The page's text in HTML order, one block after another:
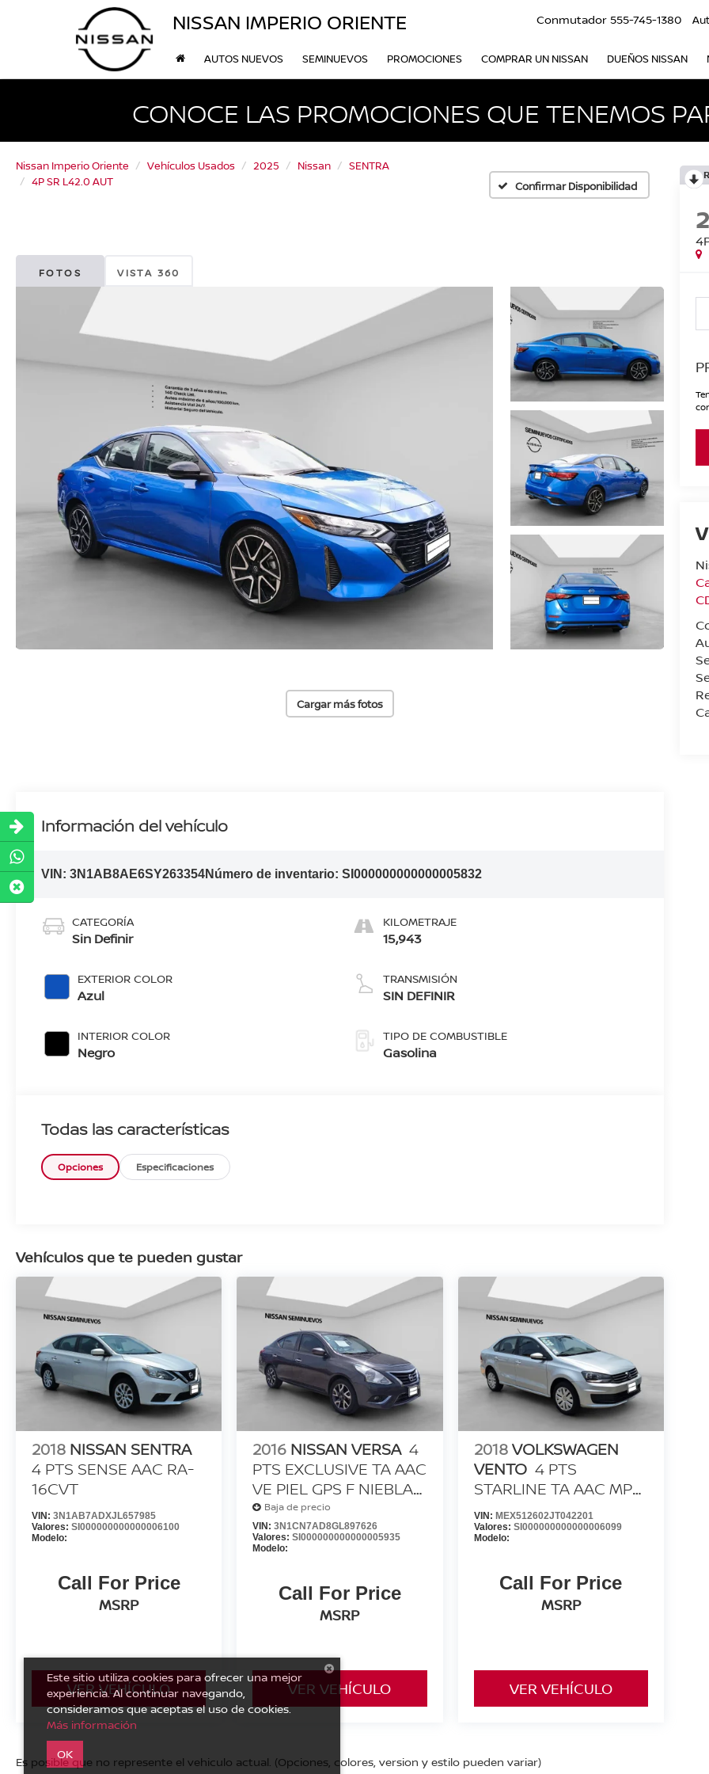
NISSAN IMPERIO ORIENTE Conmutador 555-745-1380
AUTOS NUEVOS SEMINUEVOS PROMOCIONES COMPRAR UN NISSAN DUEÑOS NISSAN
CONOCE LAS PROMOCIONES QUE TENEMOS
Nissan Imperio Oriente Vehículos Usados 2025 Nissan
SENTRA
4P SR L42.0 AUT
Confirmar Disponibilidad
FOTOS VISTA 360
Cargar más fotos
Información del vehículo
VIN:3N1AB8AE6SY263354Número de inventario:SI000000000000005832
CATEGORÍA
Sin Definir
EXTERIOR COLOR
Azul
INTERIOR COLOR
Negro
KILOMETRAJE
15,943
TRANSMISIÓN
SIN DEFINIR
TIPO DE COMBUSTIBLE
Gasolina
Todas las características
Opciones Especificaciones
Vehículos que te pueden gustar
2018 NISSAN SENTRA
4 PTS SENSE AAC RA-
16CVT
VIN: 3N1AB7ADXJL657985
Valores: SI000000000000006100
Modelo:
Call For Price
MSRP
VER VEHÍCULO
2016 NISSAN VERSA 4
PTS EXCLUSIVE TA AAC
VE PIEL GPS F NIEBLA
RA-15
Baja de precio
VIN:3N1CN7AD8GL897626
Valores:SI000000000000005935
Modelo:
Call For Price
MSRP
VER VEHÍCULO
2018VOLKSWAGEN
VENTO 4 PTS
STARLINE TA AAC MP3
R-15
VIN: MEX512602JT042201
Valores: SI000000000000006099
Modelo:
Call For Price
MSRP
VER VEHÍCULO
Es posible que no represente el vehiculo actual. (Opciones, colores, version y estilo pueden variar)
Este sitio utiliza cookies para ofrecer una mejor
experiencia. Al continuar navegando,
consideramos que aceptas el uso de cookies.
Más información
OK